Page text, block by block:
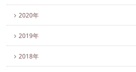
2020年
2019年
2018年